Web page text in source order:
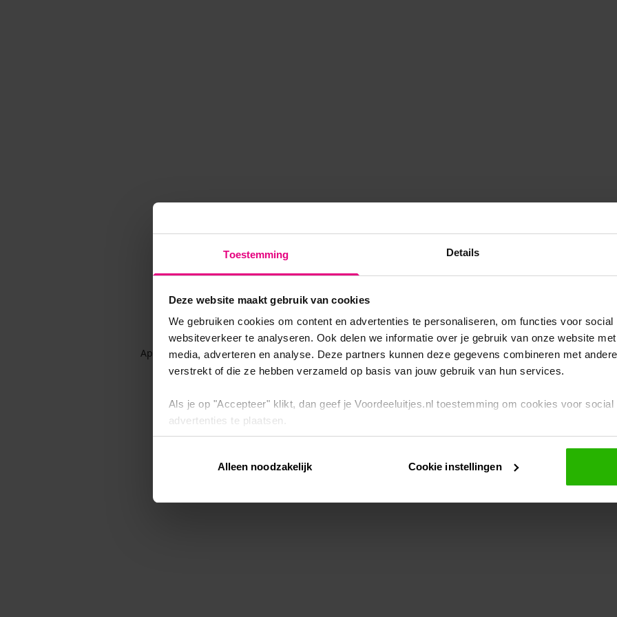
Toestemming Details
Deze website maakt gebruik van cookies
We gebruiken cookies om content en advertenties te personaliseren, om functies voor
websiteverkeer te analyseren. Ook delen we informatie over je gebruik van onze website
media, adverteren en analyse. Deze partners kunnen deze gegevens combineren met
verstrekt of die ze hebben verzameld op basis van jouw gebruik van hun services.
Als je op "Accepteer" klikt, dan geef je Voordeeluitjes.nl toestemming om cookies voor
advertenties te plaatsen.
Via "Cookie instellingen" kun je ook zelf instellen welke cookies worden geplaatst. Je kunt je
intrekken op onscookiebeleid.
Alleen noodzakelijk Cookie instellingen
Application error: a client-side exception has occurred while loadingwww.voordeeluitjes.nl (see the